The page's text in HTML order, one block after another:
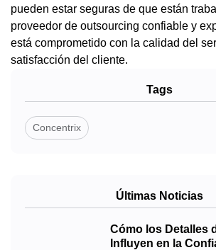
pueden estar seguras de que están
proveedor de outsourcing confiable y
está comprometido con la calidad del
satisfacción del cliente.
Tags
Concentrix
Últimas Noticias
Cómo los Detalles
Influyen en la